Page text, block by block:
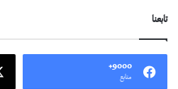
تابعنا
9000+
متابع